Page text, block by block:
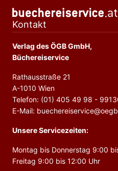
Kontakt
Verlag des ÖGB GmbH,
Büchereiservice
Rathausstraße 21
A-1010 Wien
Telefon: (01) 405 49 98 -
E-Mail:
Unsere Servicezeiten:
Montag bis Donnerstag 9:00
Freitag 9:00 bis 12:00 Uhr